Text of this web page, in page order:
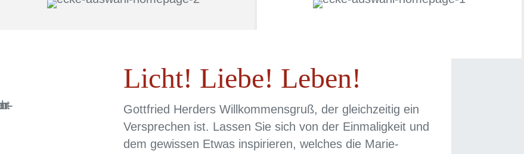
Licht! Liebe! Leben!
Gottfried Herders Willkommensgruß, der gleichzeitig ein
Versprechen ist. Lassen Sie sich von der Einmaligkeit und
dem gewissen Etwas inspirieren, welches die Marie-